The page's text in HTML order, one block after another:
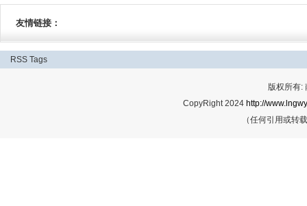
友情链接：
RSS Tags
版权所有:
CopyRight 2024 http://
（任何引用或转